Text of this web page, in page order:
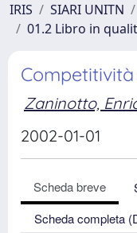
IRIS SIARI UNITN
01.2 Libro in
Zaninotto,
2002-01-01
Scheda breve
Scheda completa